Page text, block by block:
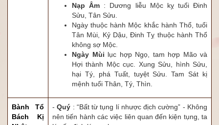
Nạp Âm : Dương liễu Mộc kỵ tuổi Đinh
Sửu, Tân Sửu.
Ngày thuộc hành Mộc khắc hành Thổ, tuổi
Tân Mùi, Kỷ Dậu, Đinh Tỵ thuộc hành Thổ
không sợ Mộc.
Ngày Mùi lục hợp Ngọ, tam hợp Mão và
Hợi thành Mộc cục. Xung Sửu, hình Sửu,
hại Tý, phá Tuất, tuyệt Sửu. Tam Sát kị
mệnh tuổi Thân, Tý, Thìn.
Bành Tổ
Bách Kị
-Quý : “Bất từ tụng lí nhược địch cường” - Không
nên tiến hành các việc liên quan đến kiện tụng, ta